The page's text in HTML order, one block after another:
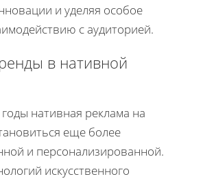
и уделяя особое
с аудиторией.
в нативной
нативная реклама на
еще более
и персонализированной.
искусственного